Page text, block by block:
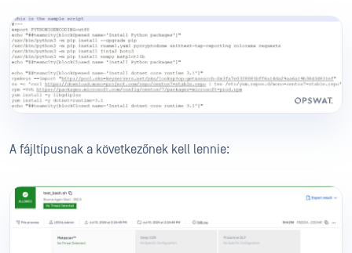
A fájltípusnak a következőnek kell lennie: